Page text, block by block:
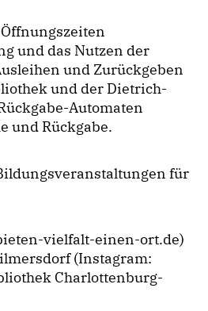
und das Nutzen der
und Zurückgeben
und der Dietrich-
Automaten
und Rückgabe.
für
vielfalt-einen-ort.de)
(Instagram:
Charlottenburg-